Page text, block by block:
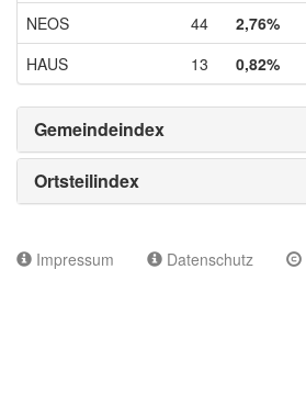
NEOS
44 2,76%
HAUS
13 0,82%
Gemeindeindex
Ortsteilindex
Impressum Datenschutz